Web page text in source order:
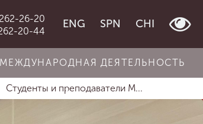
26-20
20-44
ENG SPN CHI
МЕЖДУНАРОДНАЯ ДЕЯТЕЛЬНОСТЬ
Студенты и преподаватели М...